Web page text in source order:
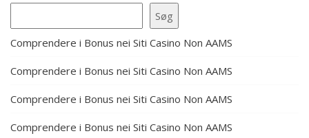
Søg
Comprendere i Bonus nei Siti Casino Non AAMS
Comprendere i Bonus nei Siti Casino Non AAMS
Comprendere i Bonus nei Siti Casino Non AAMS
Comprendere i Bonus nei Siti Casino Non AAMS